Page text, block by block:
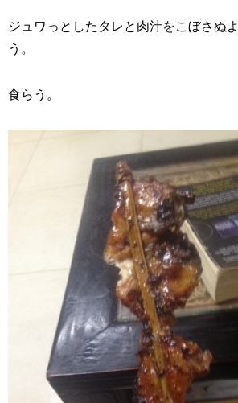
ジュワっとしたタレと肉汁をこぼさぬよ
う。
食らう。